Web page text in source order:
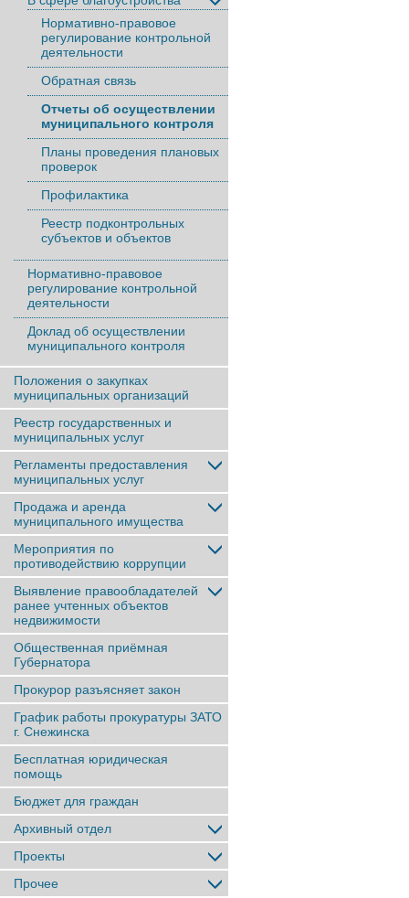
Нормативно-правовое
регулирование контрольной
деятельности
Обратная связь
Отчеты об осуществлении
муниципального контроля
Планы проведения плановых
проверок
Профилактика
Реестр подконтрольных
субъектов и объектов
Нормативно-правовое
регулирование контрольной
деятельности
Доклад об осуществлении
муниципального контроля
Положения о закупках
муниципальных организаций
Реестр государственных и
муниципальных услуг
Регламенты предоставления
муниципальных услуг
Продажа и аренда
муниципального имущества
Мероприятия по
противодействию коррупции
Выявление правообладателей
ранее учтенныx объектов
недвижимости
Общественная приёмная
Губернатора
Прокурор разъясняет закон
График работы прокуратуры ЗАТО
г. Снежинска
Бесплатная юридическая
помощь
Бюджет для граждан
Архивный отдел
Проекты
Прочее